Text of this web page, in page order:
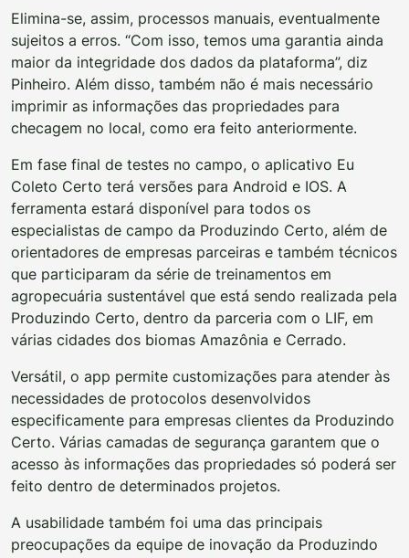
Elimina-se, assim, processos manuais, eventualmente
sujeitos a erros. “Com isso, temos uma garantia ainda
maior da integridade dos dados da plataforma”, diz
Pinheiro. Além disso, também não é mais necessário
imprimir as informações das propriedades para
checagem no local, como era feito anteriormente.
Em fase final de testes no campo, o aplicativo Eu
Coleto Certo terá versões para Android e IOS. A
ferramenta estará disponível para todos os
especialistas de campo da Produzindo Certo, além de
orientadores de empresas parceiras e também técnicos
que participaram da série de treinamentos em
agropecuária sustentável que está sendo realizada pela
Produzindo Certo, dentro da parceria com o LIF, em
várias cidades dos biomas Amazônia e Cerrado.
Versátil, o app permite customizações para atender às
necessidades de protocolos desenvolvidos
especificamente para empresas clientes da Produzindo
Certo. Várias camadas de segurança garantem que o
acesso às informações das propriedades só poderá ser
feito dentro de determinados projetos.
A usabilidade também foi uma das principais
preocupações da equipe de inovação da Produzindo